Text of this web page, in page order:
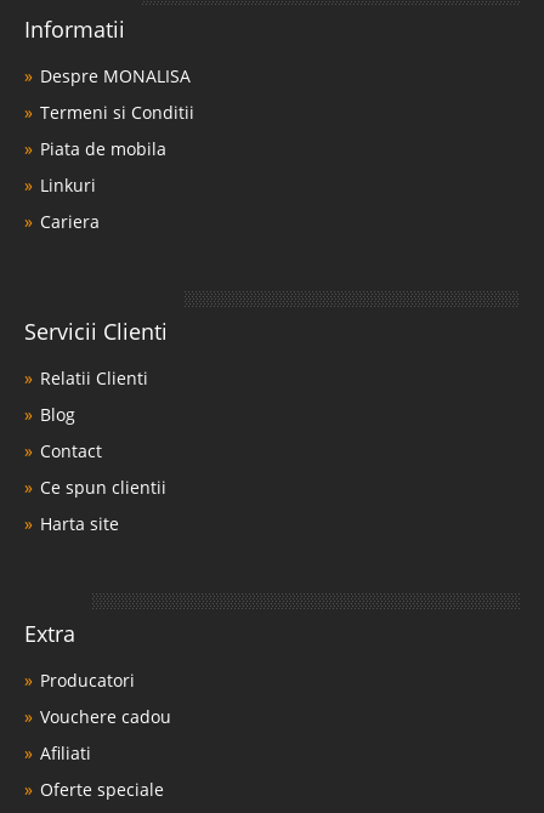
Informatii
Despre MONALISA
Termeni si Conditii
Piata de mobila
Linkuri
Cariera
Servicii Clienti
Relatii Clienti
Blog
Contact
Ce spun clientii
Harta site
Extra
Producatori
Vouchere cadou
Afiliati
Oferte speciale